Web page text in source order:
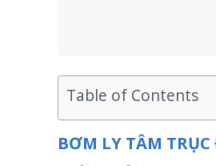
Table of Contents
BƠM LY TÂM